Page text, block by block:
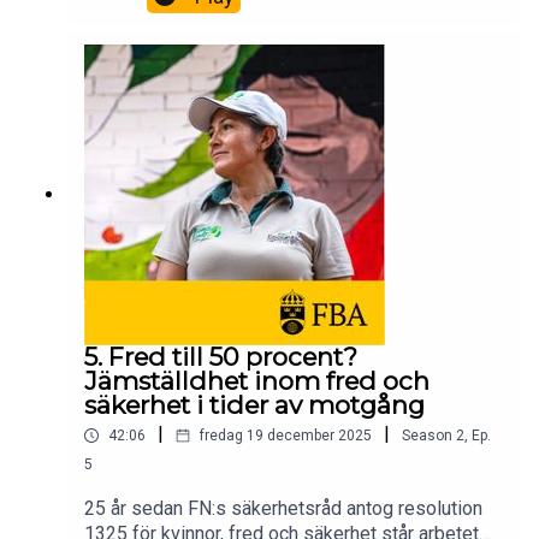
synen på fred som del av avtal på hög nivå eller
som en långsiktig process som involverar hela
samhället.Ett samtal som tar avstamp i kärnan av
vårt uppdrag och kompetens, om medling och
fredsprocesser. Vad krävs egentligen för att fred
ska hålla – på riktigt?Medverkande: Per Olsson
Fridh, generaldirektör FBA, Sergio Jaramillo,
Colombias tidigare högkommissarie för fred,
samt FBA:s medarbetare Pontus Ohrstedt chef
för fredsprocesser och Barbro Svedberg, expert
på fredsprocesser.
5. Fred till 50 procent?
Jämställdhet inom fred och
säkerhet i tider av motgång
42:06 fredag 19 december 2025 Season 2, Ep.
5
25 år sedan FN:s säkerhetsråd antog resolution
1325 för kvinnor, fred och säkerhet står arbetet